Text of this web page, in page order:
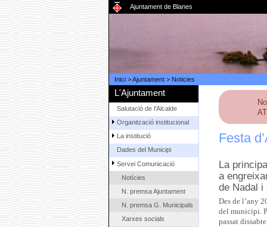
Ajuntament de Blanes
Inici>Ajuntament> Noticies
L'Ajuntament
Salutació de l'Alcalde
Organització institucional
La institució
Dades del Municipi
Servei Comunicació
Notícies
N. premsa Ajuntament
N. premsa G. Municipals
Xarxes socials
Festa
La
a
de Nadal i
Des de l’any
del municipi.
passat